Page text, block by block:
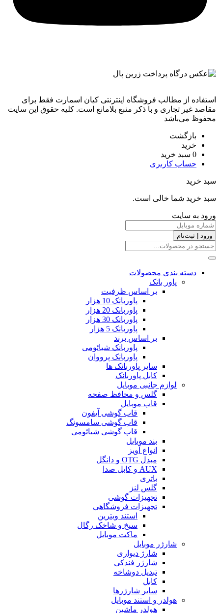
استفاده از مطالب فروشگاه اینترنتی کیان اسمارت فقط برای
مقاصد غیر تجاری و با ذکر منبع بلامانع است. کليه حقوق اين سايت
محفوظ می‌باشد
بازگشت
خرید
0 سبد خرید
حساب کاربری
سبد خرید
سبد خرید شما خالی است.
ورود به سایت
ورود | ثبت‌نام
دسته بندی محصولات
پاور بانک
بر اساس ظرفیت
پاوربانک 10 هزار
پاوربانک 20 هزار
پاوربانک 30 هزار
پاوربانک 5 هزار
بر اساس برند
پاوربانک شیائومی
پاوربانک پرووان
سایر پاوربانک ها
کابل پاوربانک
لوازم جانبی موبایل
گلس و محافظ صفحه
قاب موبایل
قاب گوشی آیفون
قاب گوشی سامسونگ
قاب گوشی شیائومی
بند موبایل
انواع آویز
مبدل OTG و دانگل
AUX و کابل صدا
باتری
گلس لنز
تجهیزات گوشی
تجهیزات فروشگاهی
استند ویترین
سیخ و شاخک رگال
ماکت موبایل
شارژر موبایل
شارژ دیواری
شارژر فندکی
تبدیل دوشاخه
کابل
سایر شارژرها
هولدر و استند موبایل
هولدر ماشین